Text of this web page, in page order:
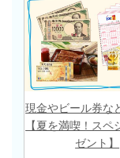
現金やビール券な
【夏を満喫！スペ
ゼント】